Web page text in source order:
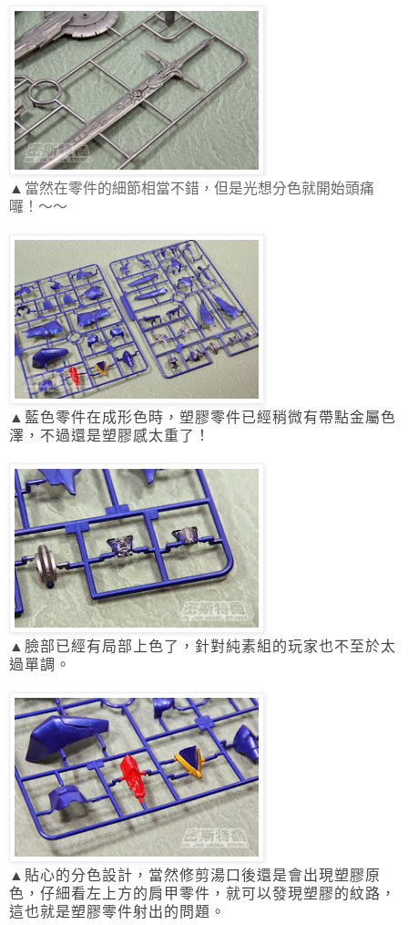
▲ 當然在零件的細節相當不錯，但是光想分色就開始頭痛
囉！～～
▲藍色零件在成形色時，塑膠零件已經稍微有帶點金屬色
澤，不過還是塑膠感太重了！
▲臉部已經有局部上色了，針對純素組的玩家也不至於太
過單調。
▲貼心的分色設計， 當然修剪湯口後還是會出現塑膠原
色，仔細看左上方的肩甲零件， 就可以發現塑膠的紋路，
這也就是塑膠零件射出的問題。